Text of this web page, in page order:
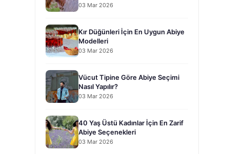
03 Mar 2026
Kır Düğünleri İçin En Uygun Abiye
Modelleri
03 Mar 2026
Vücut Tipine Göre Abiye Seçimi
Nasıl Yapılır?
03 Mar 2026
40 Yaş Üstü Kadınlar İçin En Zarif
Abiye Seçenekleri
03 Mar 2026